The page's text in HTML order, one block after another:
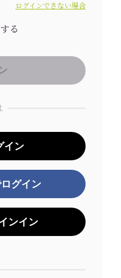
ログインできない場合
る
イン
グイン
ンイン